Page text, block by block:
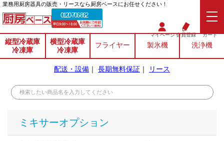
業務⽤厨房器具の販売・リースなら厨房ベースにお任せください！
0120-706-862
マイページ会員登録 カート
縦型冷蔵庫
冷凍庫
横型冷蔵庫
冷凍庫
フライヤー 製氷機 洗浄機
配送・設備 ｜ 長期無料保証 ｜ リース
ミキサーオプション